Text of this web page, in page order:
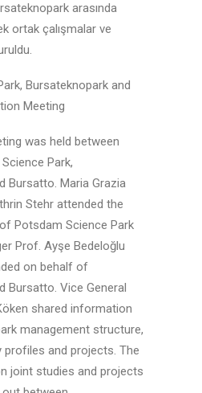
arasında
ortak çalışmalar ve
Bursateknopark and
Meeting
was held between
Park,
Bursatto. Maria Grazia
Stehr attended the
Potsdam Science Park
Prof. Ayşe Bedeloğlu
on behalf of
Bursatto. Vice General
shared information
management structure,
profiles and projects. The
joint studies and projects